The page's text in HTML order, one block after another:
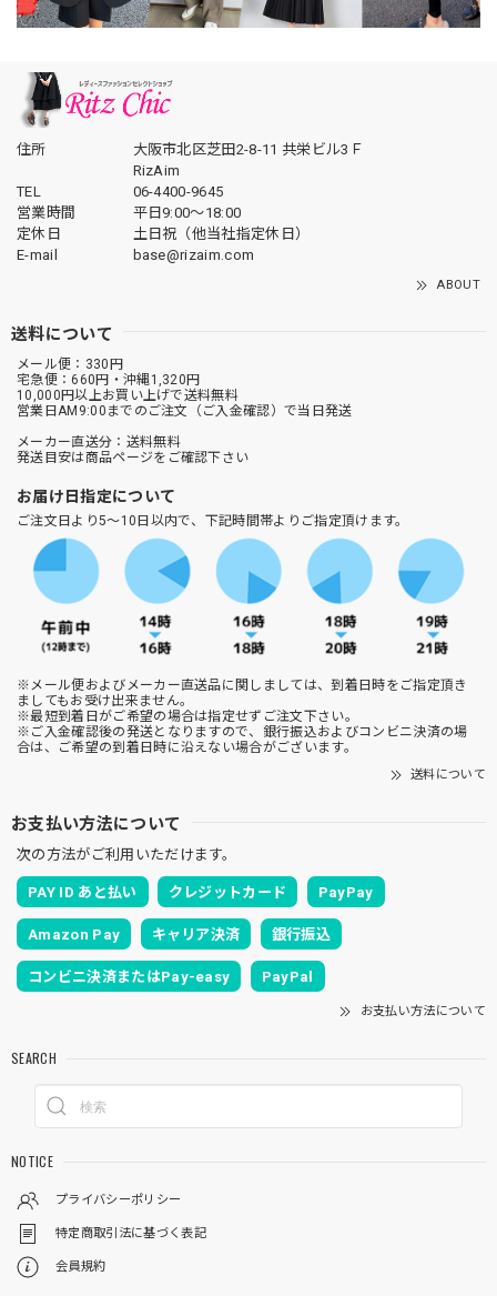
住所
大阪市北区芝田2-8-11 共栄ビル3Ｆ
RizAim
TEL
06-4400-9645
営業時間
平日9:00～18:00
定休日
土日祝（他当社指定休日）
E-mail
base@rizaim.com
ABOUT
送料について
メール便：330円
宅急便：660円・沖縄1,320円
10,000円以上お買い上げで送料無料
営業日AM9:00までのご注文（ご入金確認）で当日発送
メーカー直送分：送料無料
発送目安は商品ページをご確認下さい
お届け日指定について
ご注文日より5～10日以内で、下記時間帯よりご指定頂けます。
※メール便およびメーカー直送品に関しましては、到着日時をご指定頂き
ましてもお受け出来ません。
※最短到着日がご希望の場合は指定せずご注文下さい。
※ご入金確認後の発送となりますので、銀行振込およびコンビニ決済の場
合は、ご希望の到着日時に沿えない場合がございます。
送料について
お支払い方法について
次の方法がご利用いただけます。
PAY ID あと払い クレジットカード PayPay
Amazon Pay キャリア決済 銀行振込
コンビニ決済またはPay-easy PayPal
お支払い方法について
SEARCH
NOTICE
プライバシーポリシー
特定商取引法に基づく表記
会員規約